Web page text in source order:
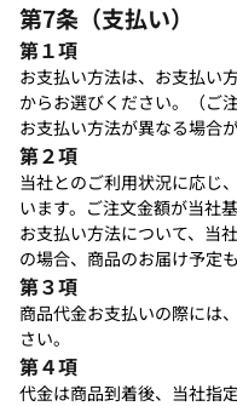
第7条（支払い）
第１項
お支払い方法は、お支払い
からお選びください。（ご
お支払い方法が異なる場合
第２項
当社とのご利用状況に応じ
います。ご注文金額が当社
お支払い方法について、当
の場合、商品のお届け予定
第３項
商品代金お支払いの際には
さい。
第４項
代金は商品到着後、当社指